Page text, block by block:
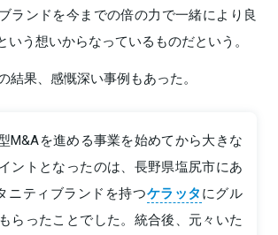
ランドを今までの倍の力で一緒により良
いう想いからなっているものだという。
結果、感慨深い事例もあった。
M&Aを進める事業を始めてから大きな
ントとなったのは、長野県塩尻市にあ
ニティブランドを持つケラッタにグル
らったことでした。統合後、元々いた